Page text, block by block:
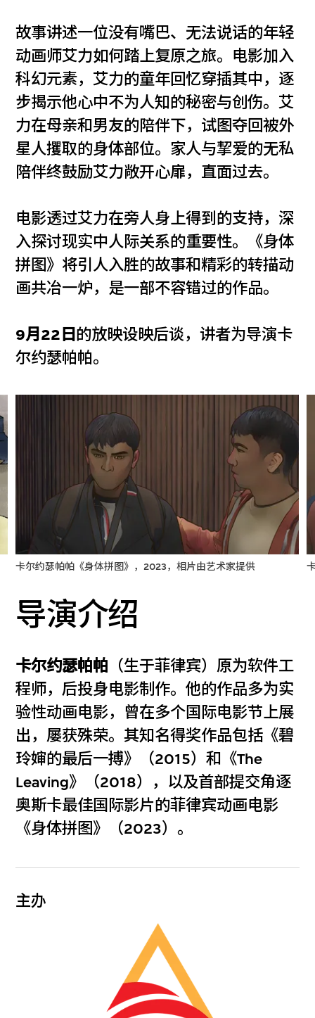
故事讲述一位没有嘴巴、无法说话的年轻
动画师艾力如何踏上复原之旅。电影加入
科幻元素，艾力的童年回忆穿插其中，逐
步揭示他心中不为人知的秘密与创伤。艾
力在母亲和男友的陪伴下，试图夺回被外
星人攫取的身体部位。家人与挈爱的无私
陪伴终鼓励艾力敞开心扉，直面过去。
电影透过艾力在旁人身上得到的支持，深
入探讨现实中人际关系的重要性。《身体
拼图》将引人入胜的故事和精彩的转描动
画共冶一炉，是一部不容错过的作品。
9月22日 的放映设映后谈，讲者为导演卡
尔约瑟帕帕。
卡尔约瑟帕帕《身体拼图》，2023，相片由艺术家提供
导演介绍
卡尔约瑟帕帕 （生于菲律宾）原为软件工
程师，后投身电影制作。他的作品多为实
验性动画电影，曾在多个国际电影节上展
出，屡获殊荣。其知名得奖作品包括《碧
玲婶的最后一搏》（2015）和《The
Leaving》（2018），以及首部提交角逐
奥斯卡最佳国际影片的菲律宾动画电影
《身体拼图》（2023）。
主办